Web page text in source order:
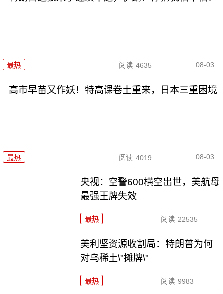
最热 阅读 4635 08-03
高市早苗又作妖！特高课卷土重来，日本三重困境
最热 阅读 4019 08-03
央视：空警600横空出世，美航母
最强王牌失效
最热 阅读 22535
美利坚资源收割局：特朗普为何
对乌稀土\"摊牌\"
最热 阅读 9983